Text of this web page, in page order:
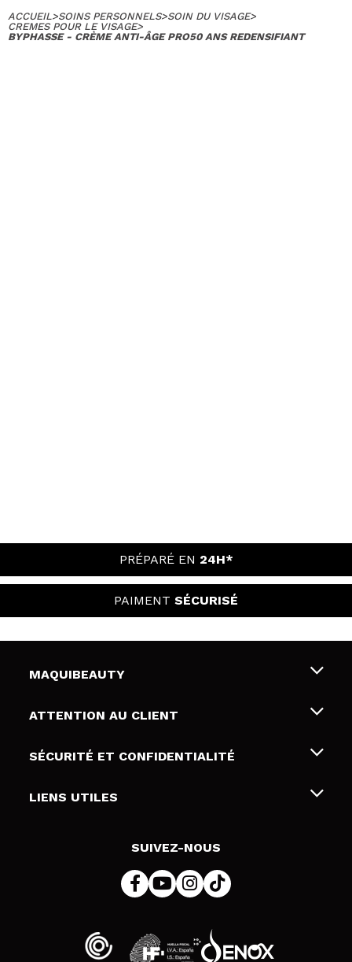
ACCUEIL>SOINS PERSONNELS>SOIN DU VISAGE>
CREMES POUR LE VISAGE>
BYPHASSE - CRÈME ANTI-ÂGE PRO50 ANS REDENSIFIANT
PRÉPARÉ EN 24H*
PAIMENT SÉCURISÉ
MAQUIBEAUTY
Qui sommes nous
Cartes-cadeaux
ATTENTION AU CLIENT
Livraison & retour
Modes de paiement
SÉCURITÉ ET CONFIDENTIALITÉ
Conditions et confidentialité
LIENS UTILES
SUIVEZ-NOUS